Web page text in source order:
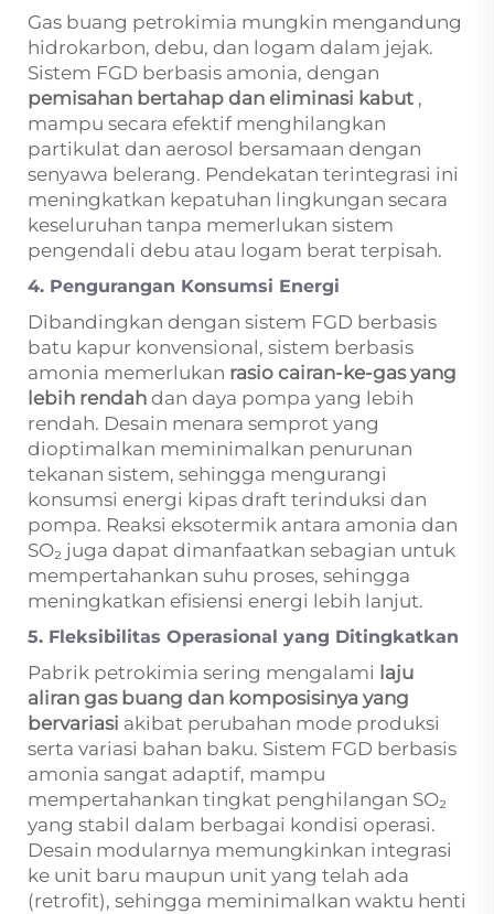
Gas buang petrokimia mungkin mengandung
hidrokarbon, debu, dan logam dalam jejak.
Sistem FGD berbasis amonia, dengan
pemisahan bertahap dan eliminasi kabut ,
mampu secara efektif menghilangkan
partikulat dan aerosol bersamaan dengan
senyawa belerang. Pendekatan terintegrasi ini
meningkatkan kepatuhan lingkungan secara
keseluruhan tanpa memerlukan sistem
pengendali debu atau logam berat terpisah.
4. Pengurangan Konsumsi Energi
Dibandingkan dengan sistem FGD berbasis
batu kapur konvensional, sistem berbasis
amonia memerlukan rasio cairan-ke-gas yang
lebih rendah dan daya pompa yang lebih
rendah. Desain menara semprot yang
dioptimalkan meminimalkan penurunan
tekanan sistem, sehingga mengurangi
konsumsi energi kipas draft terinduksi dan
pompa. Reaksi eksotermik antara amonia dan
SO₂ juga dapat dimanfaatkan sebagian untuk
mempertahankan suhu proses, sehingga
meningkatkan efisiensi energi lebih lanjut.
5. Fleksibilitas Operasional yang Ditingkatkan
Pabrik petrokimia sering mengalami laju
aliran gas buang dan komposisinya yang
bervariasi akibat perubahan mode produksi
serta variasi bahan baku. Sistem FGD berbasis
amonia sangat adaptif, mampu
mempertahankan tingkat penghilangan SO₂
yang stabil dalam berbagai kondisi operasi.
Desain modularnya memungkinkan integrasi
ke unit baru maupun unit yang telah ada
(retrofit), sehingga meminimalkan waktu henti